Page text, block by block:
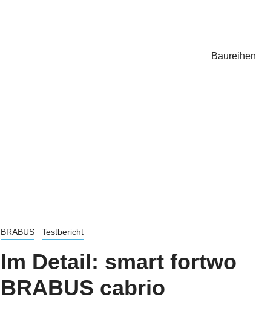
Baureihen
BRABUS Testbericht
Im Detail: smart fortwo
BRABUS cabrio